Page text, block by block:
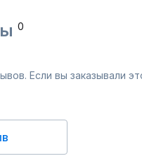
0
Если вы заказывали